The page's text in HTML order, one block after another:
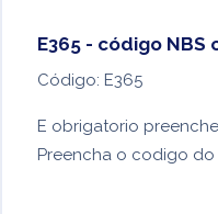
E365 - código
Código: E365
E obrigatorio
Preencha o codigo do